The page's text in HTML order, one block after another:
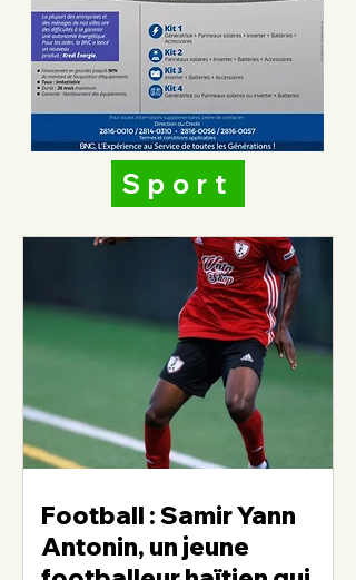
Sport
Football : Samir Yann
Antonin, un jeune